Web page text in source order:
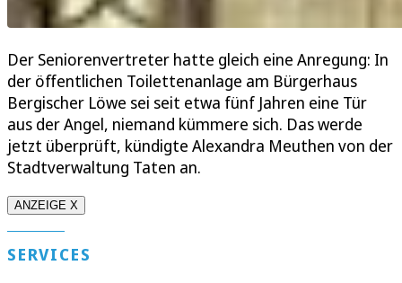
Der Seniorenvertreter hatte gleich eine Anregung: In
der öffentlichen Toilettenanlage am Bürgerhaus
Bergischer Löwe sei seit etwa fünf Jahren eine Tür
aus der Angel, niemand kümmere sich. Das werde
jetzt überprüft, kündigte Alexandra Meuthen von der
Stadtverwaltung Taten an.
ANZEIGE X
SERVICES